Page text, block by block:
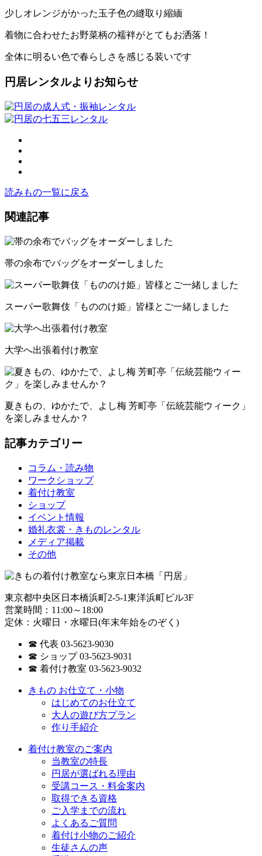
少しオレンジがかった玉子色の縫取り縮緬
着物に合わせたお野菜柄の襦袢がとてもお洒落！
全体に明るい色で春らしさを感じる装いです
円居レンタルよりお知らせ
読みもの一覧に戻る
関連記事
帯の余布でバッグをオーダーしました
スーパー歌舞伎「もののけ姫」皆様とご一緒しました
大学へ出張着付け教室
夏きもの、ゆかたで、よし梅 芳町亭「伝統芸能ウィーク」
を楽しみませんか？
記事カテゴリー
コラム・読み物
ワークショップ
着付け教室
ショップ
イベント情報
婚礼衣裳・きものレンタル
メディア掲載
その他
東京都中央区日本橋浜町2-5-1東洋浜町ビル3F
営業時間：11:00～18:00
定休：火曜日・水曜日(年末年始をのぞく)
☎ 代表 03-5623-9030
☎ ショップ 03-5623-9031
☎ 着付け教室 03-5623-9032
きもの お仕立て・小物
はじめてのお仕立て
大人の遊び方プラン
作り手紹介
着付け教室のご案内
当教室の特長
円居が選ばれる理由
受講コース・料金案内
取得できる資格
ご入学までの流れ
よくあるご質問
着付け小物のご紹介
生徒さんの声